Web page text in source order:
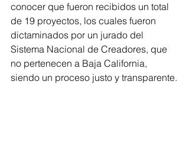
conocer que fueron recibidos un total
de 19 proyectos, los cuales fueron
dictaminados por un jurado del
Sistema Nacional de Creadores, que
no pertenecen a Baja California,
siendo un proceso justo y transparente.